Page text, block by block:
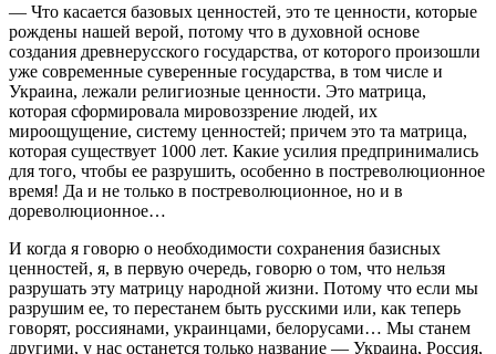
— Что касается базовых ценностей, это те ценности, которые
рождены нашей верой, потому что в духовной основе
создания древнерусского государства, от которого произошли
уже современные суверенные государства, в том числе и
Украина, лежали религиозные ценности. Это матрица,
которая сформировала мировоззрение людей, их
мироощущение, систему ценностей; причем это та матрица,
которая существует 1000 лет. Какие усилия предпринимались
для того, чтобы ее разрушить, особенно в постреволюционное
время! Да и не только в постреволюционное, но и в
дореволюционное…
И когда я говорю о необходимости сохранения базисных
ценностей, я, в первую очередь, говорю о том, что нельзя
разрушать эту матрицу народной жизни. Потому что если мы
разрушим ее, то перестанем быть русскими или, как теперь
говорят, россиянами, украинцами, белорусами… Мы станем
другими, у нас останется только название — Украина, Россия,